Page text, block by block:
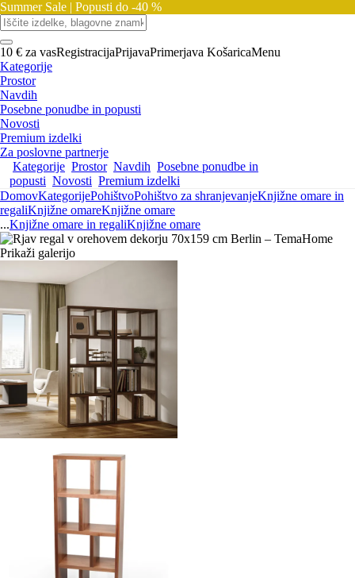
Summer Sale | Popusti do -40 %
10 € za vasRegistracijaPrijavaPrimerjava KošaricaMenu
Kategorije
Prostor
Navdih
Posebne ponudbe in popusti
Novosti
Premium izdelki
Za poslovne partnerje
Kategorije Prostor Navdih Posebne ponudbe in
popusti Novosti Premium izdelki
DomovKategorijePohištvoPohištvo za shranjevanjeKnjižne omare in
regaliKnjižne omareKnjižne omare
...Knjižne omare in regaliKnjižne omare
Prikaži galerijo